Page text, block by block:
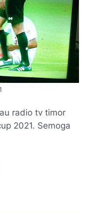
radio tv timor
2021. Semoga